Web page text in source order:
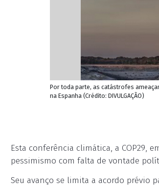
Por toda parte, as catástrofes
na Espanha (Crédito: DIVULGAÇÃO)
Esta conferência climática, a COP29,
pessimismo com falta de vontade
Seu avanço se limita a acordo prévio